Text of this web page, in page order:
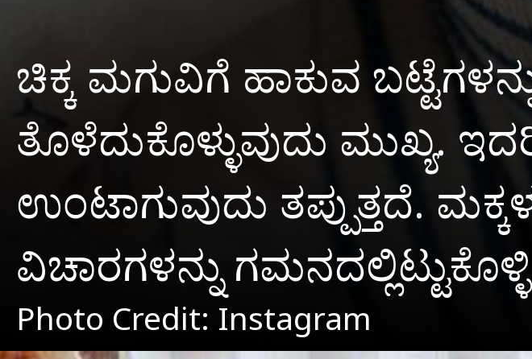
ಚಿಕ್ಕ ಮಗುವಿಗೆ ಹಾಕುವ
ತೊಳೆದುಕೊಳ್ಳುವುದು ಮುಖ್ಯ.
ಉಂಟಾಗುವುದು ತಪ್ಪುತ್ತದೆ.
ವಿಚಾರಗಳನ್ನು
Photo Credit: Instagram